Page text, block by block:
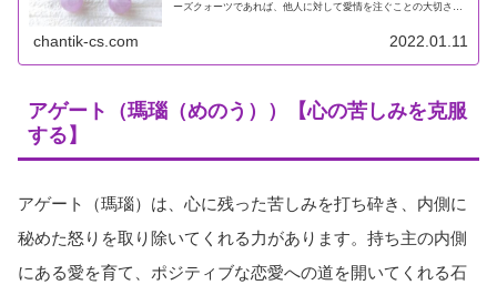
ーズクォーツであれば、他人に対して愛情を注ぐことの大切さに
chantik-cs.com 2022.01.11
アゲート（瑪瑙（めのう））【心の苦しみを克服
する】
アゲート（瑪瑙）は、心に残った苦しみを打ち砕き、内側に
秘めた怒りを取り除いてくれる力があります。持ち主の内側
にある愛を育て、ポジティブな恋愛への道を開いてくれる石